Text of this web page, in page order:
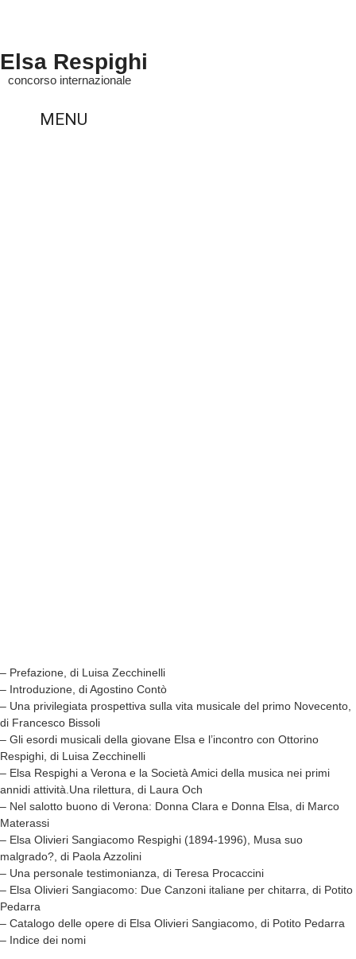
Elsa Respighi
concorso internazionale
MENU
– Prefazione, di Luisa Zecchinelli
– Introduzione, di Agostino Contò
– Una privilegiata prospettiva sulla vita musicale del primo Novecento,
di Francesco Bissoli
– Gli esordi musicali della giovane Elsa e l’incontro con Ottorino
Respighi, di Luisa Zecchinelli
– Elsa Respighi a Verona e la Società Amici della musica nei primi
annidi attività.Una rilettura, di Laura Och
– Nel salotto buono di Verona: Donna Clara e Donna Elsa, di Marco
Materassi
– Elsa Olivieri Sangiacomo Respighi (1894-1996), Musa suo
malgrado?, di Paola Azzolini
– Una personale testimonianza, di Teresa Procaccini
– Elsa Olivieri Sangiacomo: Due Canzoni italiane per chitarra, di Potito
Pedarra
– Catalogo delle opere di Elsa Olivieri Sangiacomo, di Potito Pedarra
– Indice dei nomi